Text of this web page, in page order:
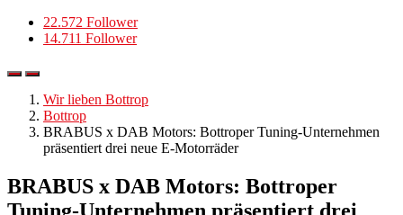
22.572 Follower
14.711 Follower
Wir lieben Bottrop
Bottrop
BRABUS x DAB Motors: Bottroper Tuning-Unternehmen
präsentiert drei neue E-Motorräder
BRABUS x DAB Motors: Bottroper